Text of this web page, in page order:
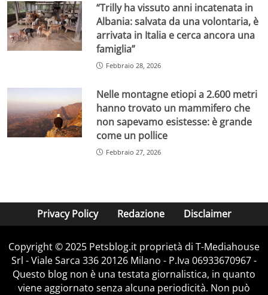
“Trilly ha vissuto anni incatenata in
Albania: salvata da una volontaria, è
arrivata in Italia e cerca ancora una
famiglia”
Febbraio 28, 2026
Nelle montagne etiopi a 2.600 metri
hanno trovato un mammifero che
non sapevamo esistesse: è grande
come un pollice
Febbraio 27, 2026
Privacy Policy Redazione Disclaimer
Copyright © 2025 Petsblog.it proprietà di T-Mediahouse
Srl - Viale Sarca 336 20126 Milano - P.Iva 06933670967 -
Questo blog non è una testata giornalistica, in quanto
viene aggiornato senza alcuna periodicità. Non può